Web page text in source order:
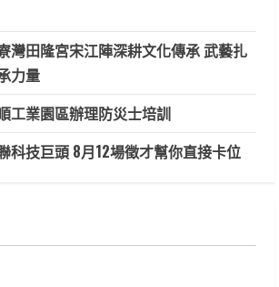
灣田隆宮宋江陣深耕文化傳承 武藝扎
力量
工業園區辦理防災士培訓
科技巨頭 8月12場徵才幫你直接卡位